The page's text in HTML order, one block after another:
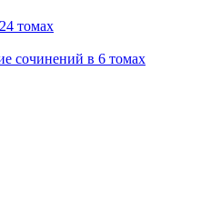
томах